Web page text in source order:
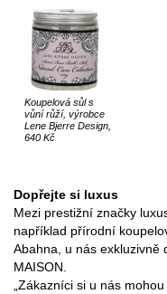
Koupelová sůl s
vůní růží, výrobce
Lene Bjerre Design,
640 Kč
Dopřejte si luxus
Mezi prestižní značky
například přírodní
Abahna, u nás exkluzivně
MAISON.
„Zákazníci si u nás